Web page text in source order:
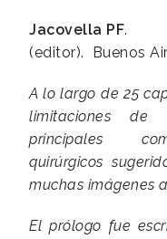
Jacovella PF.
(editor). Buenos
A lo largo de 25
limitaciones de
principales
quirúrgicos
muchas imágenes
El prólogo fue